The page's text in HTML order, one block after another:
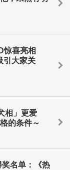
惊喜亮相
引大家关
相」更爱
的条件～
奖名单：《热